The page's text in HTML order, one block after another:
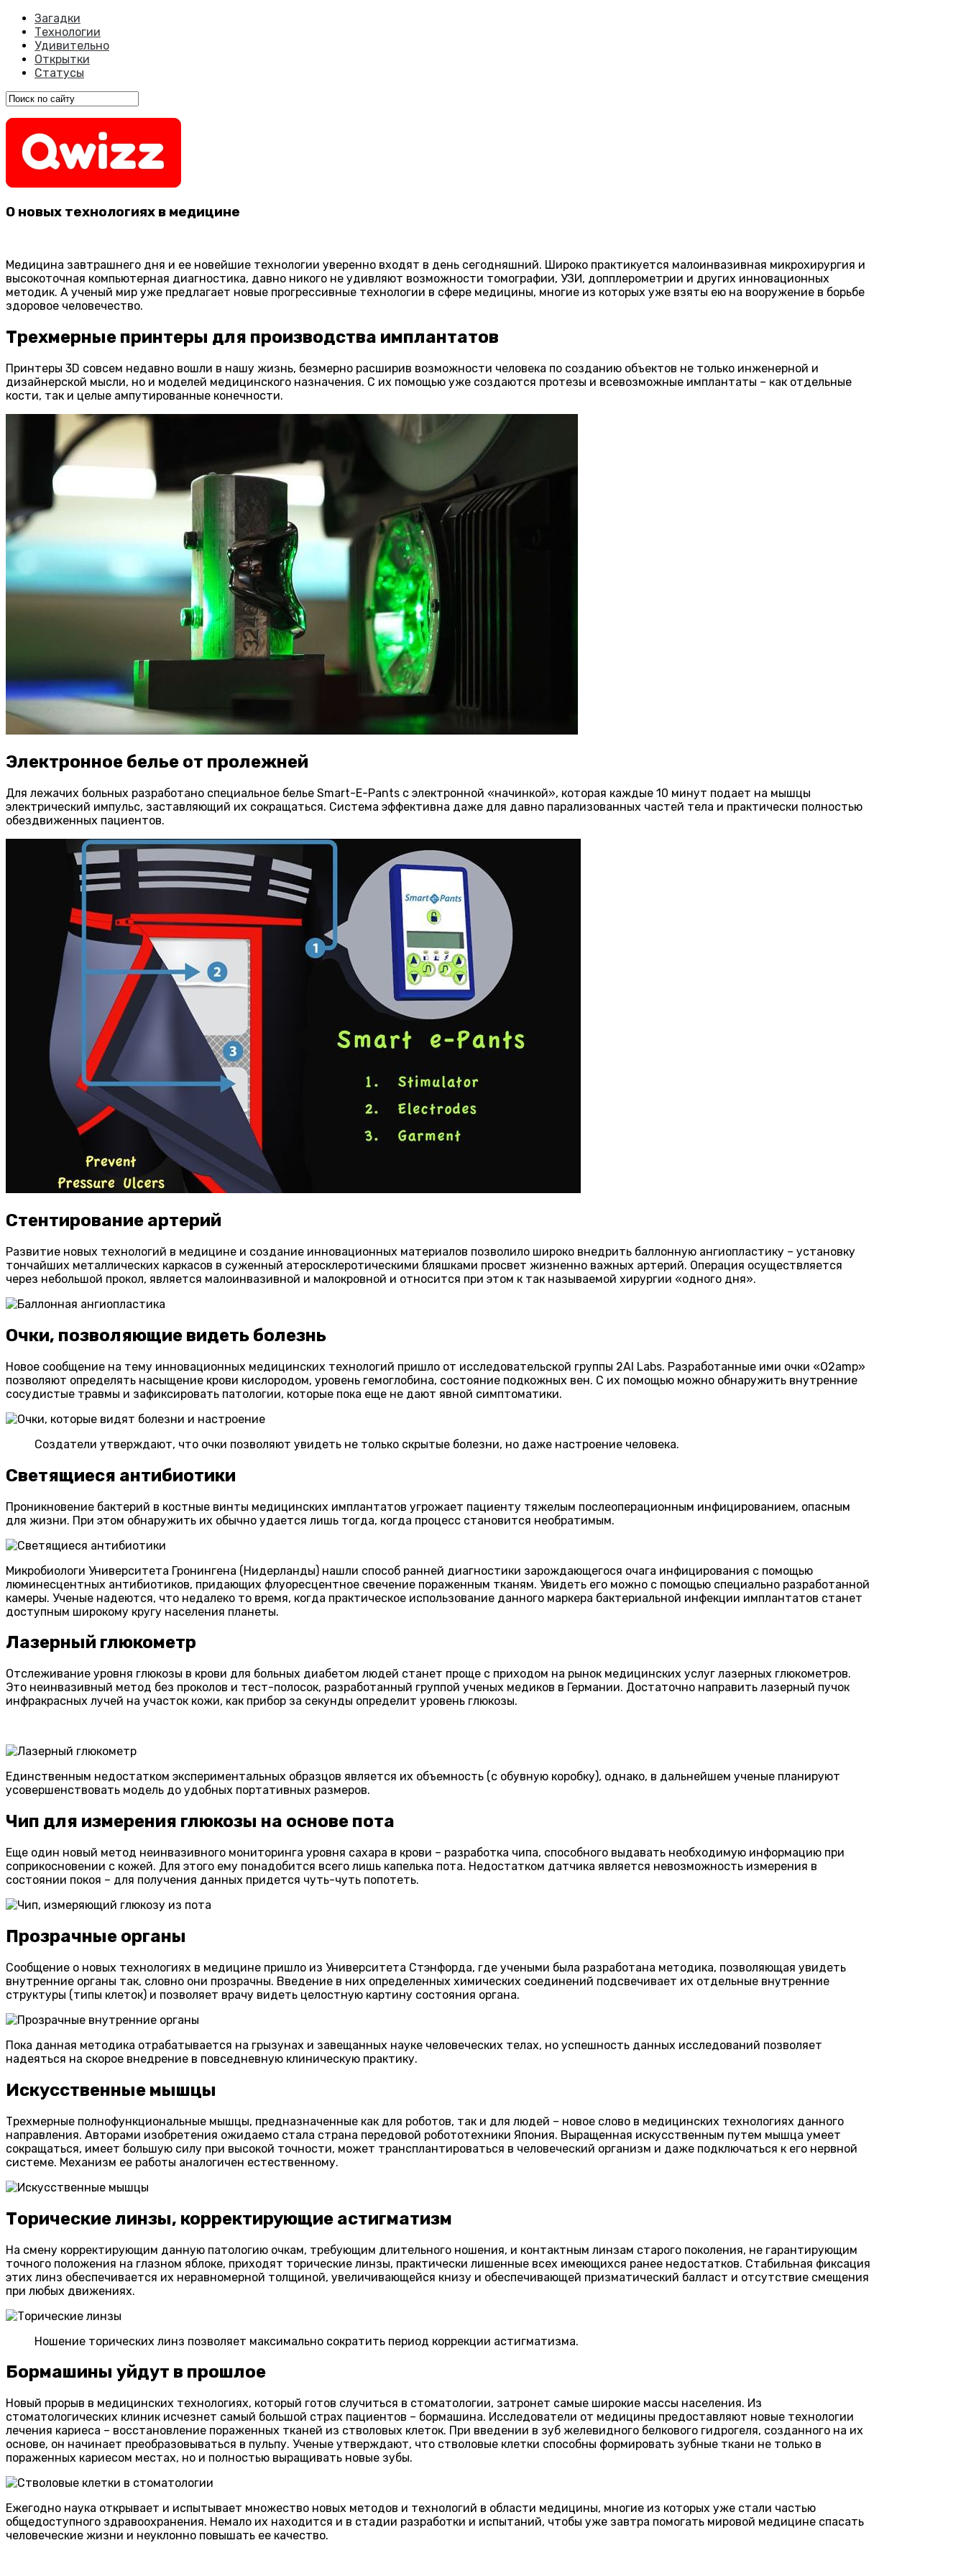
Загадки
Технологии
Удивительно
Открытки
Статусы
О новых технологиях в медицине
Медицина завтрашнего дня и ее новейшие технологии уверенно входят в день сегодняшний. Широко практикуется малоинвазивная микрохирургия и
высокоточная компьютерная диагностика, давно никого не удивляют возможности томографии, УЗИ, допплерометрии и других инновационных
методик. А ученый мир уже предлагает новые прогрессивные технологии в сфере медицины, многие из которых уже взяты ею на вооружение в борьбе
здоровое человечество.
Трехмерные принтеры для производства имплантатов
Принтеры 3D совсем недавно вошли в нашу жизнь, безмерно расширив возможности человека по созданию объектов не только инженерной и
дизайнерской мысли, но и моделей медицинского назначения. С их помощью уже создаются протезы и всевозможные имплантаты – как отдельные
кости, так и целые ампутированные конечности.
Электронное белье от пролежней
Для лежачих больных разработано специальное белье Smart-E-Pants с электронной «начинкой», которая каждые 10 минут подает на мышцы
электрический импульс, заставляющий их сокращаться. Система эффективна даже для давно парализованных частей тела и практически полностью
обездвиженных пациентов.
Стентирование артерий
Развитие новых технологий в медицине и создание инновационных материалов позволило широко внедрить баллонную ангиопластику – установку
тончайших металлических каркасов в суженный атеросклеротическими бляшками просвет жизненно важных артерий. Операция осуществляется
через небольшой прокол, является малоинвазивной и малокровной и относится при этом к так называемой хирургии «одного дня».
Очки, позволяющие видеть болезнь
Новое сообщение на тему инновационных медицинских технологий пришло от исследовательской группы 2AI Labs. Разработанные ими очки «O2amp»
позволяют определять насыщение крови кислородом, уровень гемоглобина, состояние подкожных вен. С их помощью можно обнаружить внутренние
сосудистые травмы и зафиксировать патологии, которые пока еще не дают явной симптоматики.
Создатели утверждают, что очки позволяют увидеть не только скрытые болезни, но даже настроение человека.
Светящиеся антибиотики
Проникновение бактерий в костные винты медицинских имплантатов угрожает пациенту тяжелым послеоперационным инфицированием, опасным
для жизни. При этом обнаружить их обычно удается лишь тогда, когда процесс становится необратимым.
Микробиологи Университета Гронингена (Нидерланды) нашли способ ранней диагностики зарождающегося очага инфицирования с помощью
люминесцентных антибиотиков, придающих флуоресцентное свечение пораженным тканям. Увидеть его можно с помощью специально разработанной
камеры. Ученые надеются, что недалеко то время, когда практическое использование данного маркера бактериальной инфекции имплантатов станет
доступным широкому кругу населения планеты.
Лазерный глюкометр
Отслеживание уровня глюкозы в крови для больных диабетом людей станет проще с приходом на рынок медицинских услуг лазерных глюкометров.
Это неинвазивный метод без проколов и тест-полосок, разработанный группой ученых медиков в Германии. Достаточно направить лазерный пучок
инфракрасных лучей на участок кожи, как прибор за секунды определит уровень глюкозы.
Единственным недостатком экспериментальных образцов является их объемность (с обувную коробку), однако, в дальнейшем ученые планируют
усовершенствовать модель до удобных портативных размеров.
Чип для измерения глюкозы на основе пота
Еще один новый метод неинвазивного мониторинга уровня сахара в крови – разработка чипа, способного выдавать необходимую информацию при
соприкосновении с кожей. Для этого ему понадобится всего лишь капелька пота. Недостатком датчика является невозможность измерения в
состоянии покоя – для получения данных придется чуть-чуть попотеть.
Прозрачные органы
Сообщение о новых технологиях в медицине пришло из Университета Стэнфорда, где учеными была разработана методика, позволяющая увидеть
внутренние органы так, словно они прозрачны. Введение в них определенных химических соединений подсвечивает их отдельные внутренние
структуры (типы клеток) и позволяет врачу видеть целостную картину состояния органа.
Пока данная методика отрабатывается на грызунах и завещанных науке человеческих телах, но успешность данных исследований позволяет
надеяться на скорое внедрение в повседневную клиническую практику.
Искусственные мышцы
Трехмерные полнофункциональные мышцы, предназначенные как для роботов, так и для людей – новое слово в медицинских технологиях данного
направления. Авторами изобретения ожидаемо стала страна передовой робототехники Япония. Выращенная искусственным путем мышца умеет
сокращаться, имеет большую силу при высокой точности, может трансплантироваться в человеческий организм и даже подключаться к его нервной
системе. Механизм ее работы аналогичен естественному.
Торические линзы, корректирующие астигматизм
На смену корректирующим данную патологию очкам, требующим длительного ношения, и контактным линзам старого поколения, не гарантирующим
точного положения на глазном яблоке, приходят торические линзы, практически лишенные всех имеющихся ранее недостатков. Стабильная фиксация
этих линз обеспечивается их неравномерной толщиной, увеличивающейся книзу и обеспечивающей призматический балласт и отсутствие смещения
при любых движениях.
Ношение торических линз позволяет максимально сократить период коррекции астигматизма.
Бормашины уйдут в прошлое
Новый прорыв в медицинских технологиях, который готов случиться в стоматологии, затронет самые широкие массы населения. Из
стоматологических клиник исчезнет самый большой страх пациентов – бормашина. Исследователи от медицины предоставляют новые технологии
лечения кариеса – восстановление пораженных тканей из стволовых клеток. При введении в зуб желевидного белкового гидрогеля, созданного на их
основе, он начинает преобразовываться в пульпу. Ученые утверждают, что стволовые клетки способны формировать зубные ткани не только в
пораженных кариесом местах, но и полностью выращивать новые зубы.
Ежегодно наука открывает и испытывает множество новых методов и технологий в области медицины, многие из которых уже стали частью
общедоступного здравоохранения. Немало их находится и в стадии разработки и испытаний, чтобы уже завтра помогать мировой медицине спасать
человеческие жизни и неуклонно повышать ее качество.